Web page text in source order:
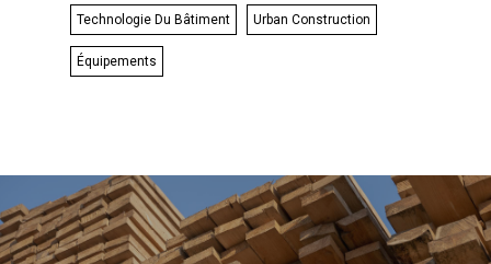
Technologie Du Bâtiment Urban Construction
Équipements